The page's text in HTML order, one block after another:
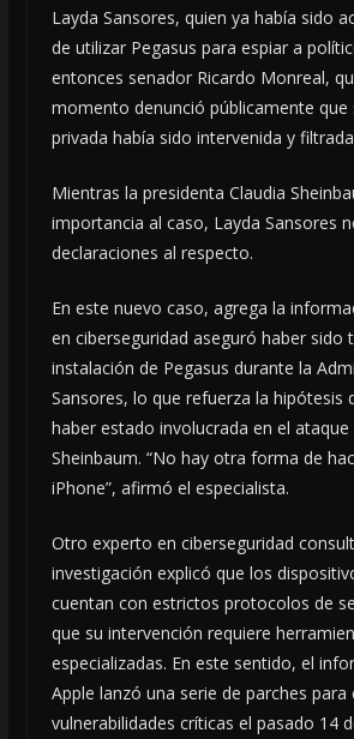
Layda Sansores, quien ya había sido
de utilizar Pegasus para espiar a
entonces senador Ricardo Monreal,
momento denunció públicamente
privada había sido intervenida y
Mientras la presidenta Claudia
importancia al caso, Layda Sansores
declaraciones al respecto.
En este nuevo caso, agrega la
en ciberseguridad aseguró haber sido
instalación de Pegasus durante la
Sansores, lo que refuerza la hipótesis
haber estado involucrada en el
Sheinbaum. “No hay otra forma de
iPhone”, afirmó el especialista.
Otro experto en ciberseguridad
investigación explicó que los
cuentan con estrictos protocolos de
que su intervención requiere
especializadas. En este sentido, el
Apple lanzó una serie de parches para
vulnerabilidades críticas el pasado 14